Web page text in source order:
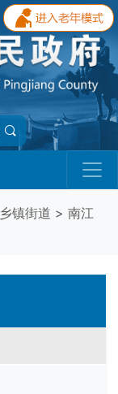
乡镇街道 > 南江